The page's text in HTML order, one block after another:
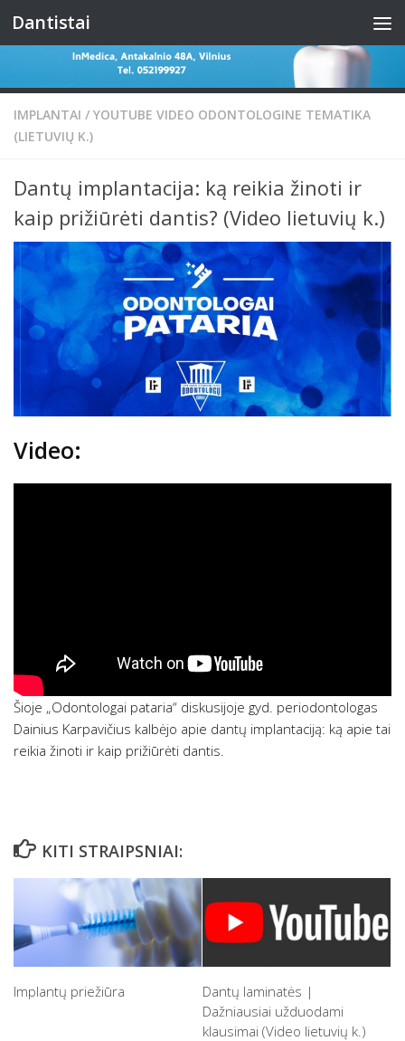
Skip to content
Dantistai
IMPLANTAI / YOUTUBE VIDEO ODONTOLOGINE TEMATIKA
(LIETUVIŲ K.)
Dantų implantacija: ką reikia žinoti ir
kaip prižiūrėti dantis? (Video lietuvių k.)
Video:
Šioje „Odontologai pataria“ diskusijoje gyd. periodontologas
Dainius Karpavičius kalbėjo apie dantų implantaciją: ką apie tai
reikia žinoti ir kaip prižiūrėti dantis.
KITI STRAIPSNIAI:
Implantų priežiūra
Dantų laminatės |
Dažniausiai užduodami
klausimai (Video lietuvių k.)